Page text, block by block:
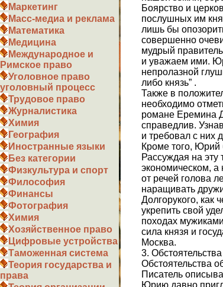
Маркетинг
Масс-медиа и реклама
Математика
Медицина
Международное и
Римское право
Уголовное право
уголовный процесс
Трудовое право
Журналистика
Химия
География
Иностранные языки
Без категории
Физкультура и спорт
Философия
Финансы
Фотография
Химия
Хозяйственное право
Цифровые устройства
Таможенная система
Теория государства и
права
Боярство и
послушных им
лишь бы
совершенно
мудрый
и уважаем ими.
непролазной
либо князь” .
Также в
необходимо
романе Еремина
справедлив.
и требовал с них
Кроме того, Юрий
Рассуждая на эту
экономическом, а
от речей голова
наращивать
Долгорукого, как
укрепить свой
походах
сила князя и
Москва.
3.
Обстоятельства
Писатель
Юрию давно